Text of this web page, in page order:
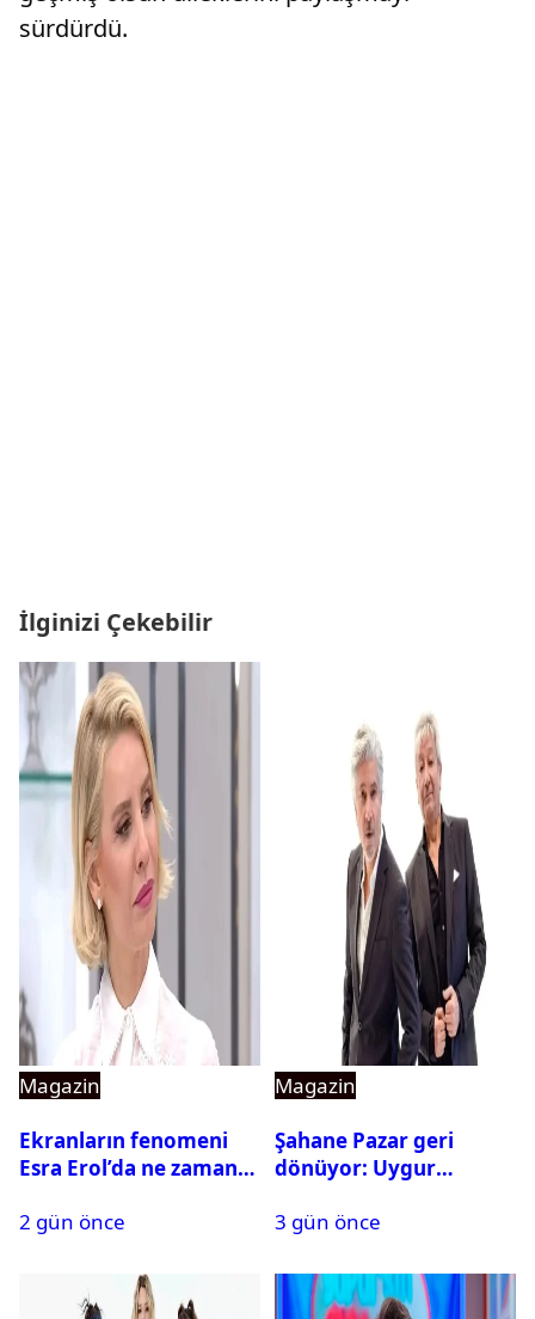
sürdürdü.
İlginizi Çekebilir
Magazin
Ekranların fenomeni
Esra Erol’da ne zaman
2 gün önce
Magazin
Şahane Pazar geri
dönüyor: Uygur
açıklama geldi
3 gün önce